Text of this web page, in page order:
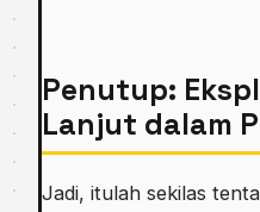
Penutup:
Lanjut dalam
Jadi, itulah sekilas